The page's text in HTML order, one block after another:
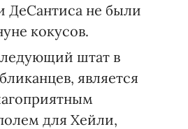
ДеСантиса не были
кокусов.
штат в
является
для Хейли,